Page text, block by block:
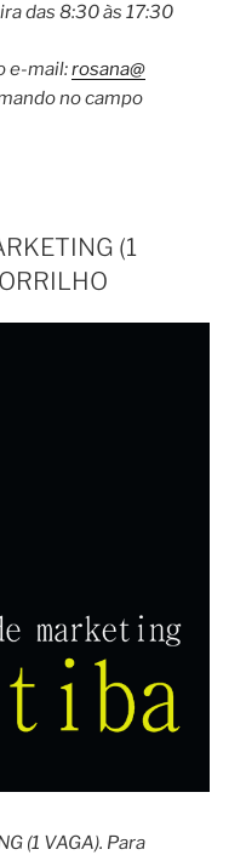
das 8:30 às 17:30
e-mail:rosana@
ando no campo
(1
(1 VAGA). Para